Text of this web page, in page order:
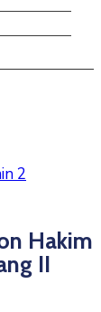
2
Hakim
II